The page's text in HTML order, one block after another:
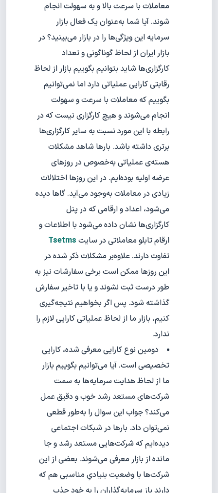
معاملات با سرعت بالا و به سهولت انجام
شوند. آیا شما به‌عنوان یک فعال بازار
سرمایه این ویژگی‌ها را در بازار می‌بینید؟ در
بازار ایران از لحاظ گوناگونی و تعداد
کارگزاری‌ها شاید بتوانیم بگوییم بازار از لحاظ
رقابتی کارایی عملیاتی دارد اما نمی‌توانیم
بگوییم که معاملات با سرعت و سهولت
انجام می‌شوند و هیچ کارگزاری نیست که در
رابطه با این مورد نسبت به سایر کارگزاری‌ها
برتری داشته باشد. بارها شاهد مشکلات
هسته‌ی عملیاتی به‌خصوص در روزهای
عرضه اولیه بوده‌ا‌‌یم. در این روزها اختلالات
زیادی در معاملات به‌وجود می‌آید. گاها دیده
می‌شود، اعداد و ارقامی که در پنل
کارگزاری‌ها نشان داده می‌شود با اطلاعات و
ارقام تابلو معاملاتی در سایت Tsetms
تفاوت دارند. علاوه‌بر مشکلات ذکر شده در
این روزها ممکن است برخی سفارشات نیز به
طور درست ثبت نشوند و یا با تاخیر سفارش
گذاشته شود. پس اگر بخواهیم نتیجه‌گیری
کنیم، بازار ما از لحاظ عملیاتی کارایی لازم را
ندارد.
دومین نوع کارایی معرفی شده، کارایی
تخصیصی است. آیا می‌توانیم بگوییم بازار
ما از لحاظ هدایت سرمایه‌ها به سمت
شرکت‌های مستعد رشد خوب و دقیق عمل
می‌کند؟ جواب این سوال را به‌طور قطعی
نمی‌توان داد. بارها در شبکات اجتماعی
دیده‌ایم که شرکت‌هایی مستعد رشد و جا
مانده از بازار معرفی می‌شوند. بعضی از این
شرکت‌ها با وضعیت بنیادیِ مناسبی هم که
دارند باز سرمایه‌گذاران را به خود جذب